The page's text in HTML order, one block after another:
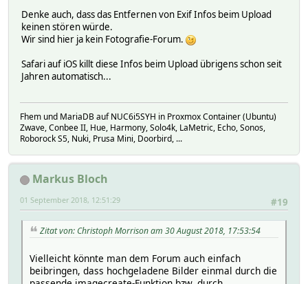
Denke auch, dass das Entfernen von Exif Infos beim Upload
keinen stören würde.
Wir sind hier ja kein Fotografie-Forum.
Safari auf iOS killt diese Infos beim Upload übrigens schon seit
Jahren automatisch...
Fhem und MariaDB auf NUC6i5SYH in Proxmox Container (Ubuntu)
Zwave, Conbee II, Hue, Harmony, Solo4k, LaMetric, Echo, Sonos,
Roborock S5, Nuki, Prusa Mini, Doorbird, ...
Markus Bloch
#19
01 September 2018, 12:51:29
Zitat von: Christoph Morrison am 30 August 2018, 17:53:54
Vielleicht könnte man dem Forum auch einfach
beibringen, dass hochgeladene Bilder einmal durch die